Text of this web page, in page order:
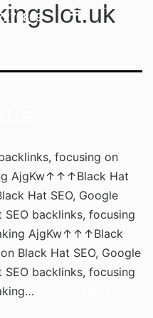
focusing on
AjgKw↑↑↑Black Hat
Hat SEO, Google
backlinks, focusing
AjgKw↑↑↑Black
Black Hat SEO, Google
backlinks, focusing